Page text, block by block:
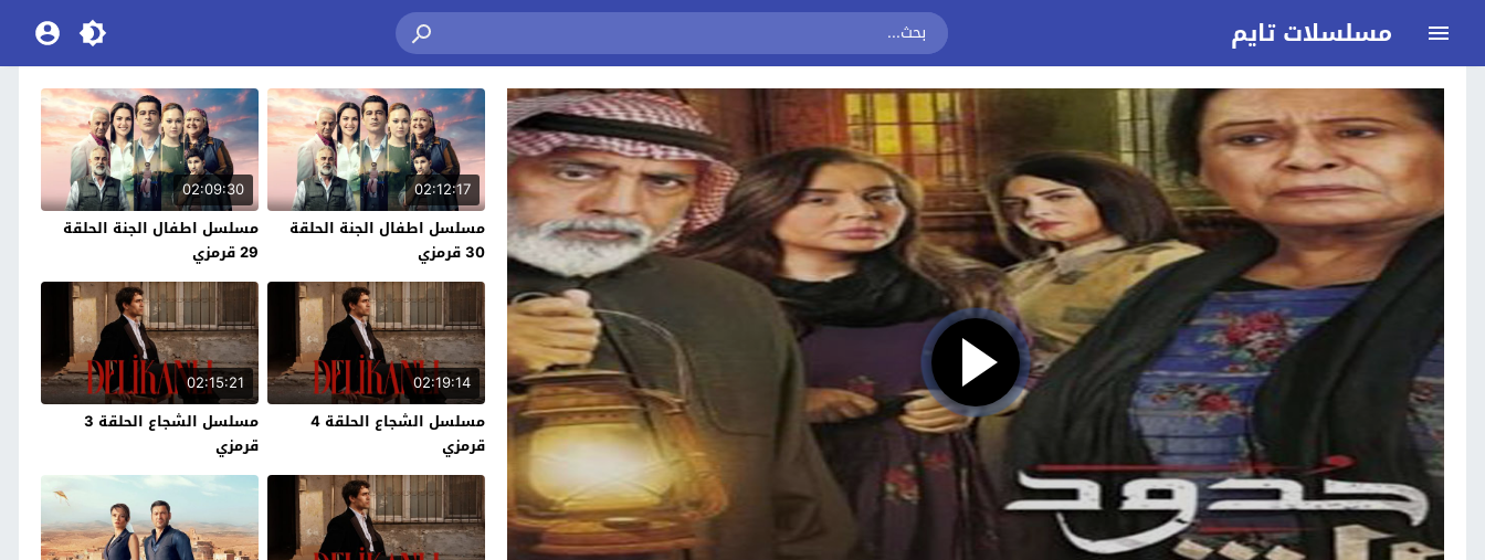
مسلسلات تايم
02:12:17
مسلسل اطفال الجنة الحلقة
30 قرمزي
02:09:30
مسلسل اطفال الجنة الحلقة
29 قرمزي
02:19:14
مسلسل الشجاع الحلقة 4
قرمزي
02:15:21
مسلسل الشجاع الحلقة 3
قرمزي